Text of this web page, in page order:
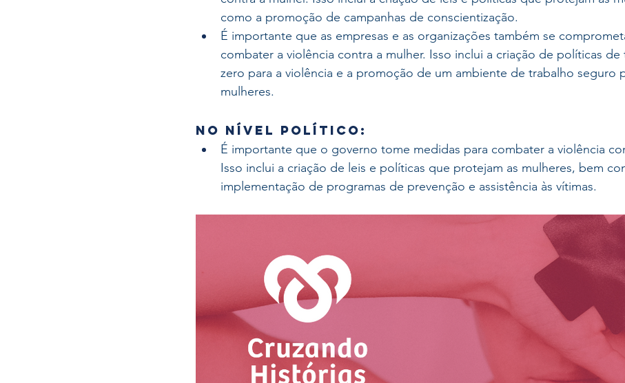
como a promoção de campanhas de conscientização.
É importante que as empresas e as organizações também se
combater a violência contra a mulher. Isso inclui a criação de políticas de
zero para a violência e a promoção de um ambiente de trabalho seguro
mulheres.
No nível político:
É importante que o governo tome medidas para combater a violência
Isso inclui a criação de leis e políticas que protejam as mulheres, bem
implementação de programas de prevenção e assistência às vítimas.